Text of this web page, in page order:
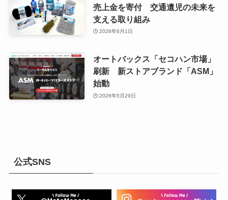
売上金を寄付 交通遺児の未来を
支える取り組み
2026年6月1日
オートバックス「セコハン市場」
刷新 新ストアブランド「ASM」
始動
2026年5月29日
公式SNS